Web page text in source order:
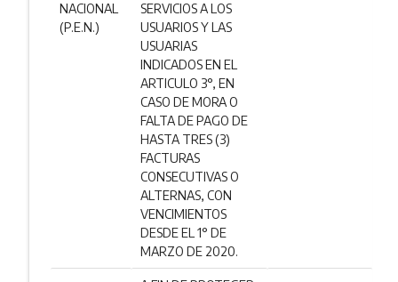
NACIONAL
(P.E.N.)
SERVICIOS A LOS
USUARIOS Y LAS
USUARIAS
INDICADOS EN EL
ARTICULO 3°, EN
CASO DE MORA O
FALTA DE PAGO DE
HASTA TRES (3)
FACTURAS
CONSECUTIVAS O
ALTERNAS, CON
VENCIMIENTOS
DESDE EL 1° DE
MARZO DE 2020.